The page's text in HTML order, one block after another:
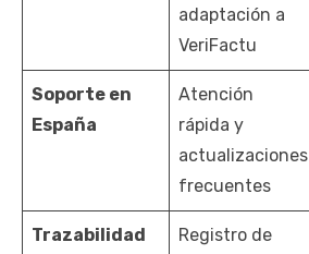
adaptación a
VeriFactu
Soporte en
España
Atención
rápida y
actualizaciones
frecuentes
Trazabilidad
Registro de